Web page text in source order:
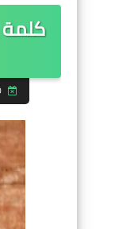
كلمة
30 يونيو 2019